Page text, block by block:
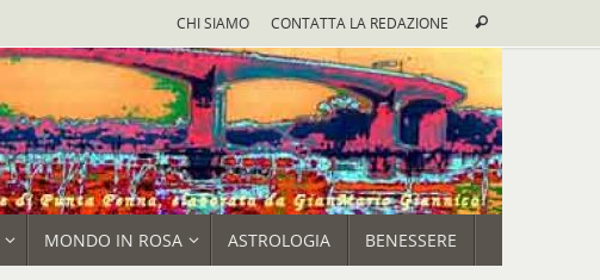
CHI SIAMO CONTATTA LA REDAZIONE Cerca
MONDO IN ROSA ASTROLOGIA BENESSERE